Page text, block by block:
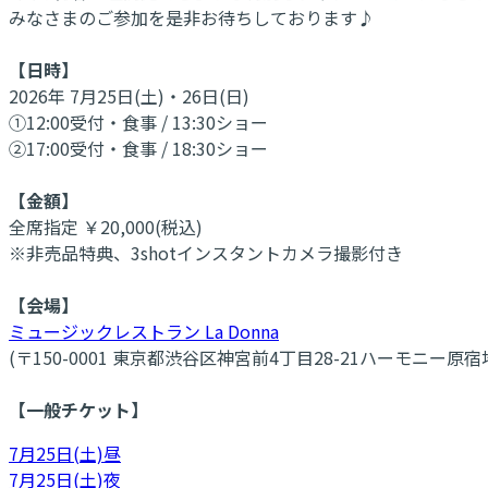
みなさまのご参加を是非お待ちしております♪
【日時】
2026年 7月25日(土)・26日(日)
①12:00受付・食事 / 13:30ショー
②17:00受付・食事 / 18:30ショー
【金額】
全席指定 ￥20,000(税込)
※非売品特典、3shotインスタントカメラ撮影付き
【会場】
ミュージックレストラン La Donna
(〒150-0001 東京都渋谷区神宮前4丁目28-21ハーモニー原宿
【一般チケット】
7月25日(土)昼
7月25日(土)夜